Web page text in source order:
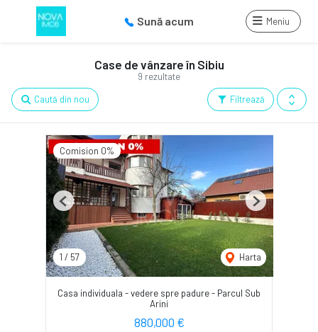
Sună acum Meniu
9 rezultate
Case de vânzare în Sibiu
Filtrează
Caută din nou
Comision 0%
1 / 57 Harta
Previous Next
Casa individuala - vedere spre padure - Parcul Sub
Arini
880,000 €